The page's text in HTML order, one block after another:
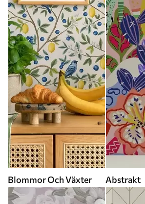
Blommor Och Växter Abstrakt